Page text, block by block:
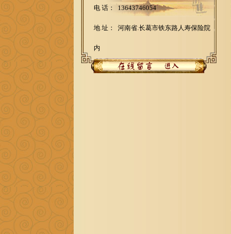
电 话： 13643746054
地 址： 河南省.长葛市铁东路人寿保险院
内